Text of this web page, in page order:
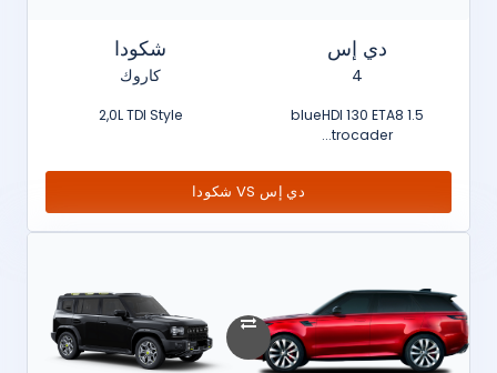
دي إس
4
1.5 blueHDI 130 ETA8
trocader...
شكودا
كاروك
2,0L TDI Style
دي إس VS شكودا